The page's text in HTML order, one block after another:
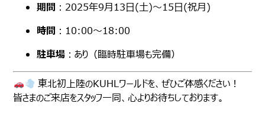
期間 ：2025年9月13日(土)〜15日(祝月)
時間 ：10:00〜18:00
駐車場 ：あり（臨時駐車場も完備）
東北初上陸のKUHLワールドを、ぜひご体感ください！
皆さまのご来店をスタッフ一同、心よりお待ちしております。